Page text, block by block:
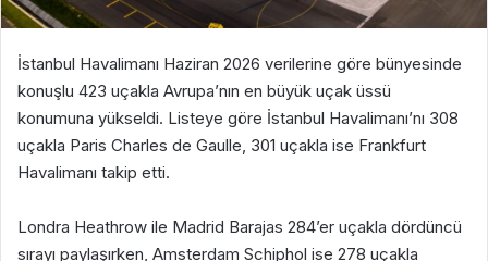
İstanbul Havalimanı Haziran 2026 verilerine göre bünyesinde
konuşlu 423 uçakla Avrupa’nın en büyük uçak üssü
konumuna yükseldi. Listeye göre İstanbul Havalimanı’nı 308
uçakla Paris Charles de Gaulle, 301 uçakla ise Frankfurt
Havalimanı takip etti.
Londra Heathrow ile Madrid Barajas 284’er uçakla dördüncü
sırayı paylaşırken, Amsterdam Schiphol ise 278 uçakla